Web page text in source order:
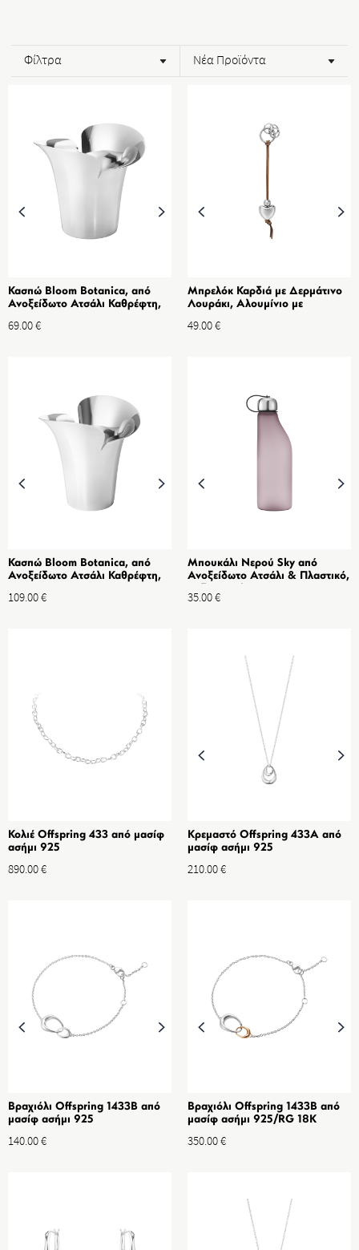
Φίλτρα Νέα Προϊόντα
Κασπώ Bloom Botanica, από
Ανοξείδωτο Ατσάλι Καθρέφτη,
69.00€
Μπρελόκ Καρδιά με Δερμάτινο
Λουράκι, Αλουμίνιο με
49.00€
Κασπώ Bloom Botanica, από
Ανοξείδωτο Ατσάλι Καθρέφτη,
109.00€
Μπουκάλι Νερού Sky από
Ανοξείδωτο Ατσάλι & Πλαστικό,
35.00€
Κολιέ Offspring 433 από μασίφ
ασήμι 925
890.00€
Κρεμαστό Offspring 433A από
μασίφ ασήμι 925
210.00€
Βραχιόλι Offspring 1433B από
μασίφ ασήμι 925
140.00€
Βραχιόλι Offspring 1433B από
μασίφ ασήμι 925/RG 18K
350.00€